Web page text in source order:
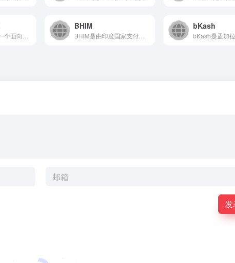
BHIM
BHIM是由印度国家支付公司开发的统一支付接口移动应用，旨在...
bKash
发